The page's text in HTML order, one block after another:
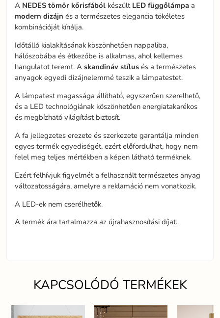
A NEDES tömör kőrisfából készült LED függőlámpa a
modern dizájn és a természetes elegancia tökéletes
kombinációját kínálja.
Időtálló kialakításának köszönhetően nappaliba,
hálószobába és étkezőbe is alkalmas, ahol kellemes
hangulatot teremt. Askandináv stílus és a természetes
anyagok egyedi dizájnelemmé teszik a lámpatestet.
A lámpatest magassága állítható, egyszerűen szerelhető,
és a LED technológiának köszönhetően energiatakarékos
és megbízható világítást biztosít.
A fa jellegzetes erezete és szerkezete garantálja minden
egyes termék egyediségét, ezért előfordulhat, hogy nem
felel meg teljes mértékben a képen látható terméknek.
Ezért felhívjuk figyelmét a felhasznált természetes anyag
változatosságára, amelyre a reklamáció nem vonatkozik.
A LED-ek nem cserélhetők.
A termék ára tartalmazza az újrahasznosítási díjat.
KAPCSOLÓDÓ TERMÉKEK